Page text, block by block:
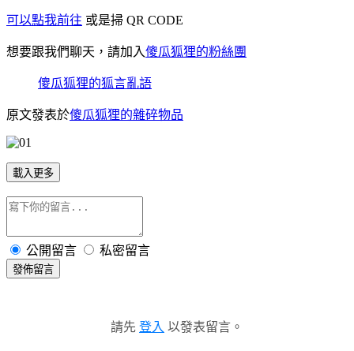
可以點我前往 或是掃 QR CODE
想要跟我們聊天，請加入傻瓜狐狸的粉絲團
傻瓜狐狸的狐言亂語
原文發表於傻瓜狐狸的雜碎物品
載入更多
公開留言 私密留言
發佈留言
請先 登入 以發表留言。